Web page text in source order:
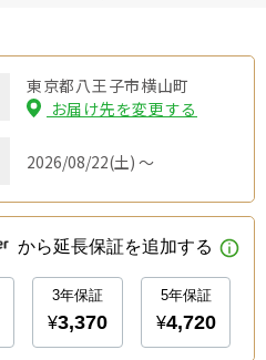
東京都八王子市横山町
お届け先を変更する
2026/08/22(土) ～